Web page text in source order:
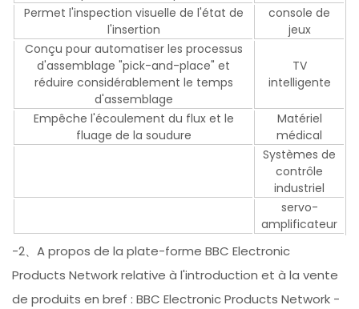
Permet l'inspection visuelle de l'état de
l'insertion
console de
jeux
Conçu pour automatiser les processus
d'assemblage "pick-and-place" et
réduire considérablement le temps
d'assemblage
TV
intelligente
Empêche l'écoulement du flux et le
fluage de la soudure
Matériel
médical
Systèmes de
contrôle
industriel
servo-
amplificateur
-2、A propos de la plate-forme BBC Electronic
Products Network relative à l'introduction et à la vente
de produits en bref : BBC Electronic Products Network -